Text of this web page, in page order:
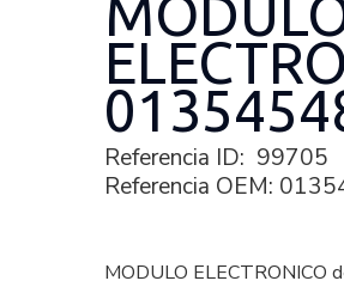
Referencia ID: 99705
Referencia OEM:
MODULO ELECTRONICO